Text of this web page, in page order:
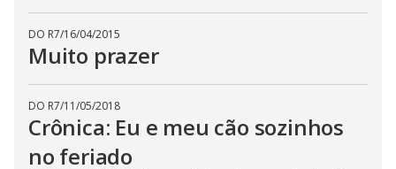
DO R7/16/04/2015
Muito prazer
DO R7/11/05/2018
Crônica: Eu e meu cão sozinhos
no feriado